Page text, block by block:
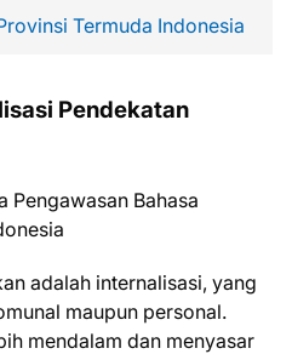
Termuda Indonesia
Pendekatan
adalah internalisasi, yang
maupun personal.
mendalam dan menyasar